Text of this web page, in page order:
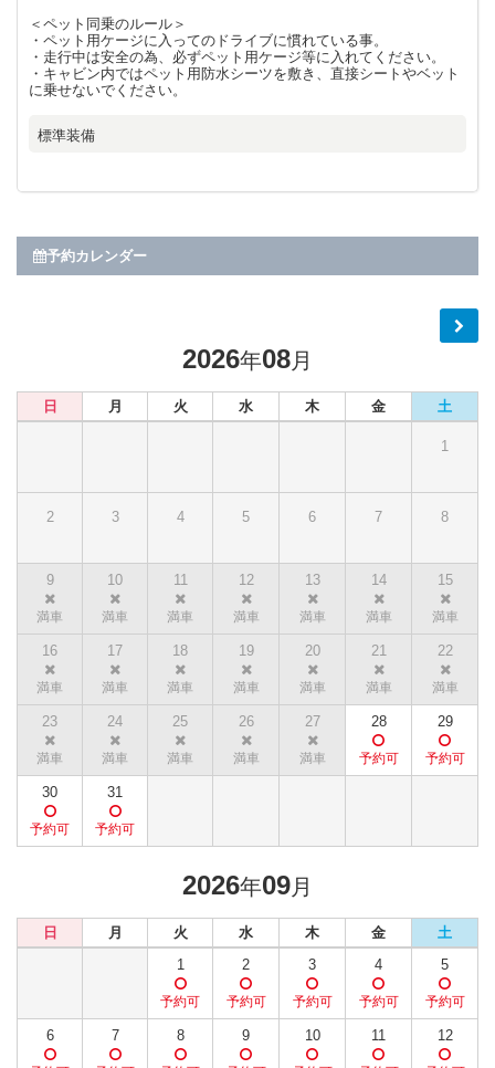
＜ペット同乗のルール＞
・ペット用ケージに入ってのドライブに慣れている事。
・走行中は安全の為、必ずペット用ケージ等に入れてください。
・キャビン内ではペット用防水シーツを敷き、直接シートやベット
に乗せないでください。
標準装備
予約カレンダー
2026年08月
日 月 火 水 木 金 土
1
2 3 4 5 6 7 8
9 10 11 12 13 14 15
16 17 18 19 20 21 22
23 24 25 26 27 28 29
30 31
2026年09月
日 月 火 水 木 金
土
1
2 3 4 5
6 7 8 9 10 11 12